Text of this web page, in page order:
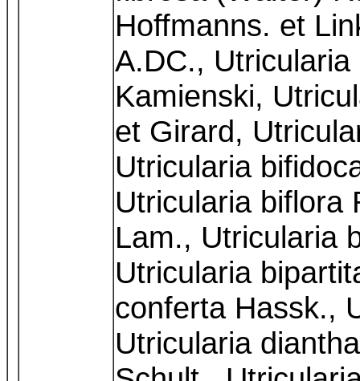
Hoffmanns. et
A.DC.,
Kamienski,
et Girard,
Utricularia
Utricularia biflora
Lam., Utricularia
Utricularia
conferta Hassk.,
Utricularia